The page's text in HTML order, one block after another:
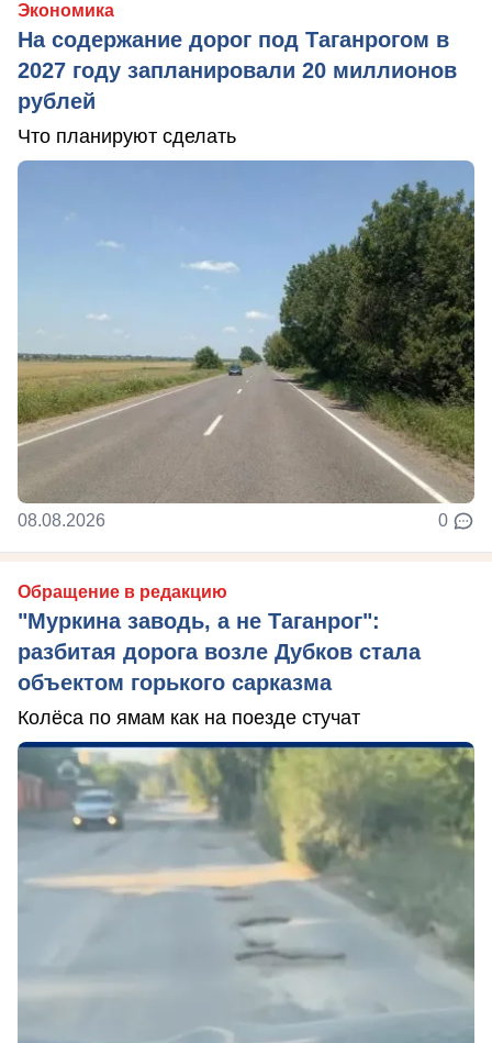
Экономика
На содержание дорог под Таганрогом в
2027 году запланировали 20 миллионов
рублей
Что планируют сделать
08.08.2026 0
Обращение в редакцию
"Муркина заводь, а не Таганрог":
разбитая дорога возле Дубков стала
объектом горького сарказма
Колёса по ямам как на поезде стучат